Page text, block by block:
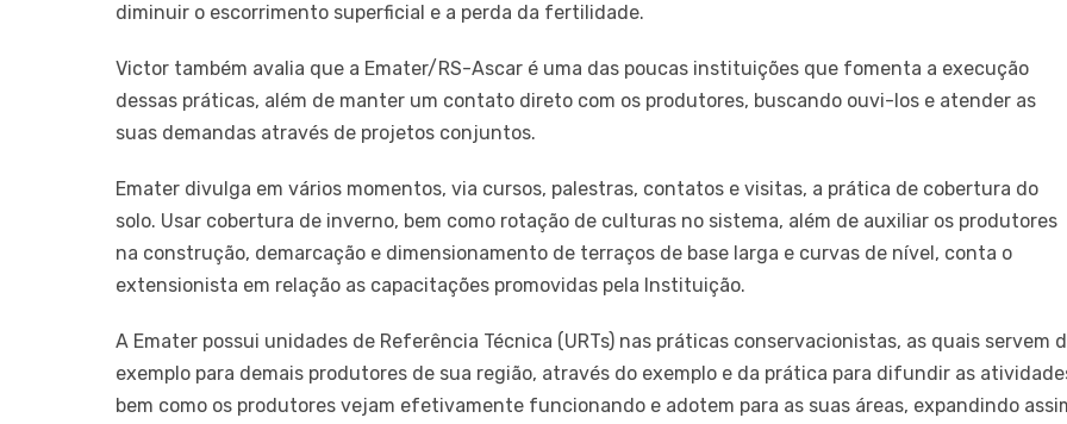
diminuir o escorrimento superficial e a perda da fertilidade.
Victor também avalia que a Emater/RS-Ascar é uma das poucas instituições que fomenta a execução
dessas práticas, além de manter um contato direto com os produtores, buscando ouvi-los e atender as
suas demandas através de projetos conjuntos.
Emater divulga em vários momentos, via cursos, palestras, contatos e visitas, a prática de cobertura do
solo. Usar cobertura de inverno, bem como rotação de culturas no sistema, além de auxiliar os produtores
na construção, demarcação e dimensionamento de terraços de base larga e curvas de nível, conta o
extensionista em relação as capacitações promovidas pela Instituição.
A Emater possui unidades de Referência Técnica (URTs) nas práticas conservacionistas, as quais servem
exemplo para demais produtores de sua região, através do exemplo e da prática para difundir as
bem como os produtores vejam efetivamente funcionando e adotem para as suas áreas, expandindo